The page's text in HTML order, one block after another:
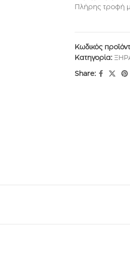
Πλήρης τροφή
Κωδικός
Κατηγορία:
Share: